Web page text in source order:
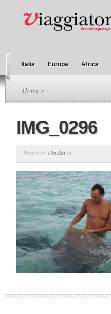
Italia Europa Africa
Home »
IMG_0296
Posted byclaudia in